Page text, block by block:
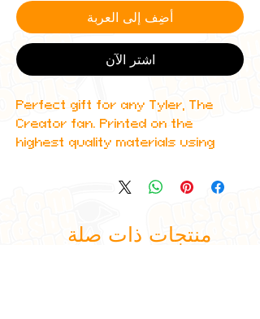
أضِف إلى العربة
اشترِ الآن
Perfect gift for any Tyler, The
Creator fan. Printed on the
highest quality materials using
منتجات ذات صلة